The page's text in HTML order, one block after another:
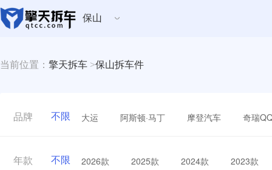
保山
当前位置： 擎天拆车 >保山拆车件
品牌 不限 大运 阿斯顿·马丁 摩登汽车 奇瑞
年款 不限 2026款 2025款 2024款 2023款